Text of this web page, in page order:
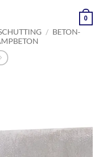
0
/ BETON-